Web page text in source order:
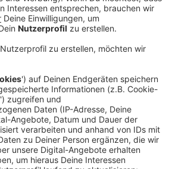
Stellschrauben die Planer
die Gemeinde zunächst eine
machen. Die Gemeinde hatte
nachgehakt, wie es bei ihnen
klappt. Jetzt sind alle Menschen,
leben, dran. Wie sind Sie
Per Rad, Auto oder Bus und
Wege erleichtern? Lösungen